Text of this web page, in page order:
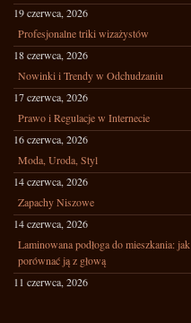
19 czerwca, 2026
Profesjonalne triki wizażystów
18 czerwca, 2026
Nowinki i Trendy w Odchudzaniu
17 czerwca, 2026
Prawo i Regulacje w Internecie
16 czerwca, 2026
Moda, Uroda, Styl
14 czerwca, 2026
Zapachy Niszowe
14 czerwca, 2026
Laminowana podłoga do mieszkania: jak
porównać ją z głową
11 czerwca, 2026